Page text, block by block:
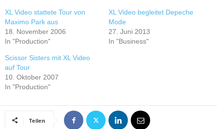
XL Video stattete Tour von
Maximo Park aus
18. November 2006
In "Production"
XL Video begleitet Depeche
Mode
27. Juni 2013
In "Business"
Scissor Sisters mit XL Video
auf Tour
10. Oktober 2007
In "Production"
Teilen